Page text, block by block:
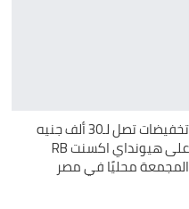
تخفيضات تصل لـ30 ألف جنيه
على هيونداي اكسنت RB
المجمعة محليًا في مصر